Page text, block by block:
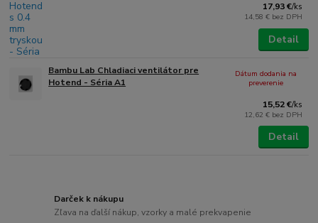
17,93 €/ks
14,58 € bez DPH
Detail
Bambu Lab Chladiaci ventilátor pre
Hotend - Séria A1
15,52 €/ks
12,62 € bez DPH
Dátum dodania na
preverenie
Detail
Darček k nákupu
Zľava na ďalší nákup, vzorky a malé prekvapenie